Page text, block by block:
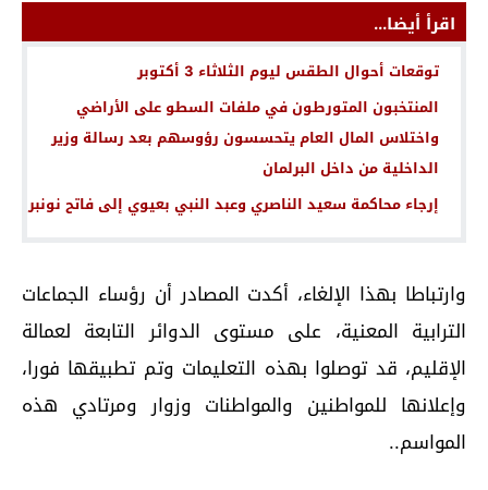
اقرأ أيضا...
توقعات أحوال الطقس ليوم الثلاثاء 3 أكتوبر
المنتخبون المتورطون في ملفات السطو على الأراضي
واختلاس المال العام يتحسسون رؤوسهم بعد رسالة وزير
الداخلية من داخل البرلمان
إرجاء محاكمة سعيد الناصري وعبد النبي بعيوي إلى فاتح نونبر
وارتباطا بهذا الإلغاء، أكدت المصادر أن رؤساء الجماعات
الترابية المعنية، على مستوى الدوائر التابعة لعمالة
الإقليم، قد توصلوا بهذه التعليمات وتم تطبيقها فورا،
وإعلانها للمواطنين والمواطنات وزوار ومرتادي هذه
المواسم..